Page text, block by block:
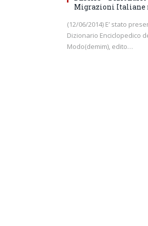
Migrazioni Italiane
(12/06/2014) E’ stato
Dizionario Enciclopedico
Modo(demim), edito…